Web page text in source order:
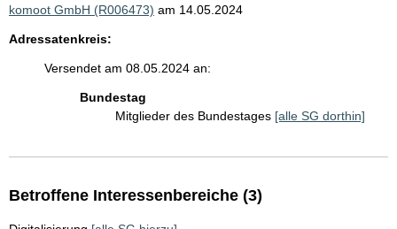
komoot GmbH (R006473) am 14.05.2024
Adressatenkreis:
Versendet am 08.05.2024 an:
Bundestag
Mitglieder des Bundestages [alle SG dorthin]
Betroffene Interessenbereiche (3)